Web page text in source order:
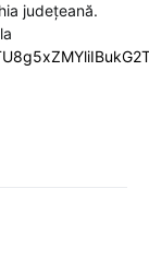
județeană.